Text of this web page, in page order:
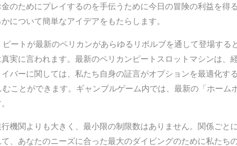
のためにプレイするのを手伝うために今日の冒険の利益を得
について簡単なアイデアをもたらします。
ートが最新のペリカンがあらゆるリボルブを通して登場する
実に言われます。最新のペリカンピートスロットマシンは、
バーに関しては、私たち自身の証言がオプションを最適化す
ことができます。ギャンブルゲーム内では、最新の「ホーム
機関よりも大きく、最小限の制限数はありません。関係ごと
、あなたのニーズに合った最大のダイビングのために私たち